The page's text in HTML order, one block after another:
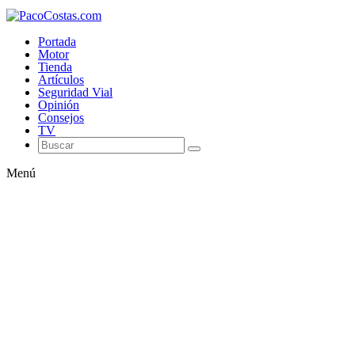
Portada
Motor
Tienda
Artículos
Seguridad Vial
Opinión
Consejos
TV
Menú